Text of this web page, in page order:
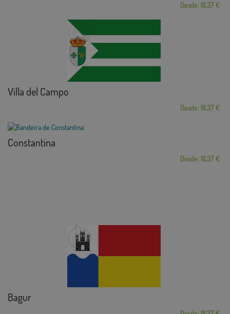
Desde: 18,37 €
Villa del Campo
Desde: 18,37 €
Constantina
Desde: 18,37 €
Bagur